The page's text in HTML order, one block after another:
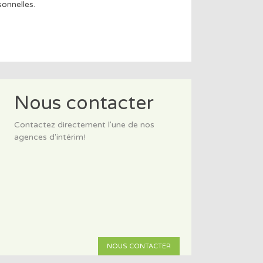
Nous contacter
Contactez directement l'une de nos
agences d'intérim!
NOUS CONTACTER